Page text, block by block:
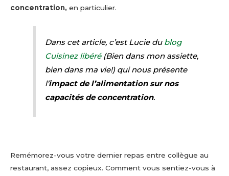
concentration, en particulier.
Dans cet article, c’est Lucie du blog
Cuisinez libéré(Bien dans mon assiette,
bien dans ma vie!) qui nous présente
l’impact de l’alimentation sur nos
capacités de concentration.
Remémorez-vous votre dernier repas entre collègue au
restaurant, assez copieux. Comment vous sentiez-vous à